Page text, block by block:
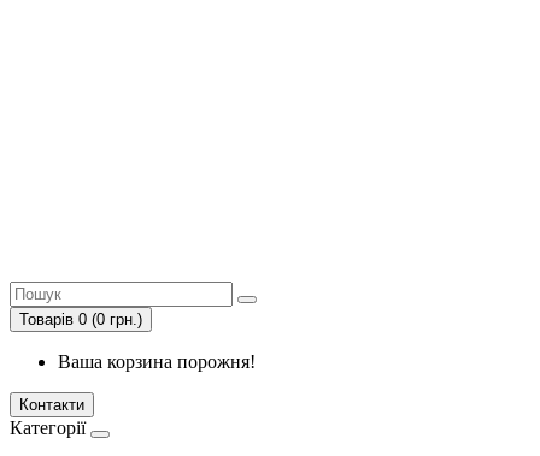
Товарів 0 (0 грн.)
Ваша корзина порожня!
Контакти
Категорії